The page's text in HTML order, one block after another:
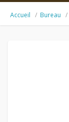
Accueil Bureau